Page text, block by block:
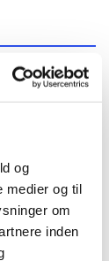
og
medier og til
om
inden
i